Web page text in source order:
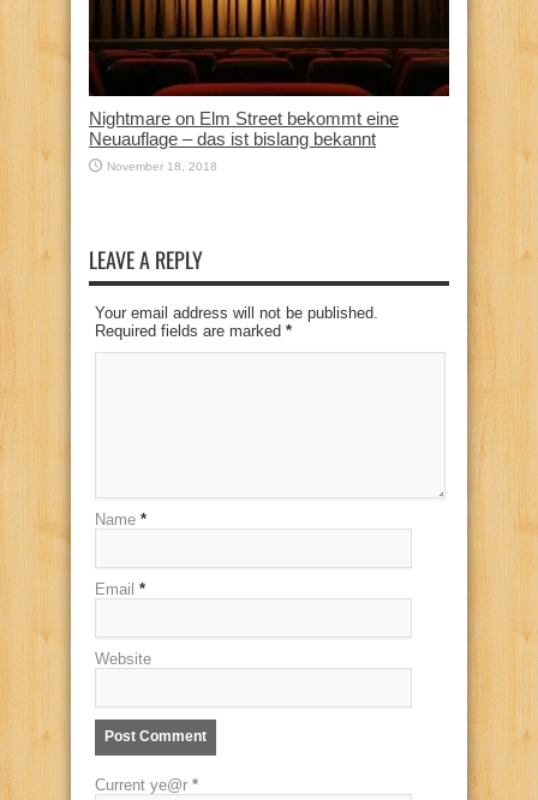
Nightmare on Elm Street bekommt eine
Neuauflage – das ist bislang bekannt
November 18, 2018
LEAVE A REPLY
Your email address will not be published.
Required fields are marked *
Name *
Email *
Website
Current ye@r *